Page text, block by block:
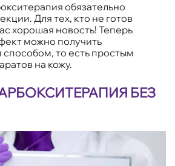
обязательно
Для тех, кто не готов
хорошая новость! Теперь
можно получить
то есть простым
на кожу.
БЕЗ